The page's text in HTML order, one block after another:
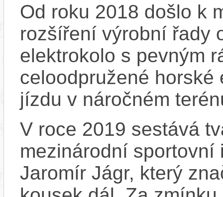
Od roku 2018 došlo k
rozšíření výrobní řady
elektrokolo s pevným
celoodpružené
jízdu v náročném
V roce 2019 sestává
mezinárodní sportovní
Jaromír Jágr, který